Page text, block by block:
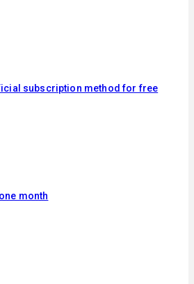
subscription method for free
month